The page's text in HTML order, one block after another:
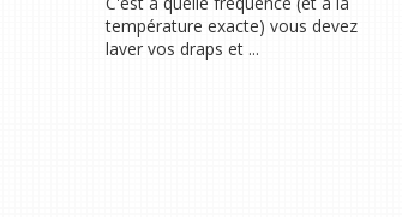
température exacte) vous devez
laver vos draps et ...